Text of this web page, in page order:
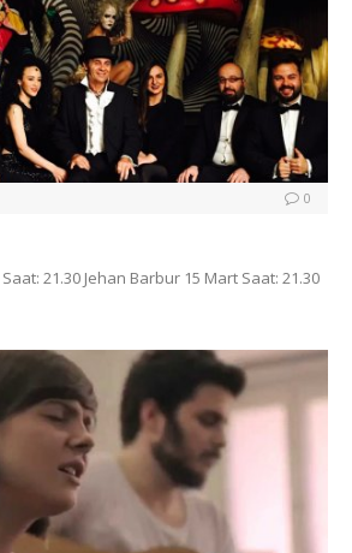
0
Saat: 21.30 Jehan Barbur 15 Mart Saat: 21.30